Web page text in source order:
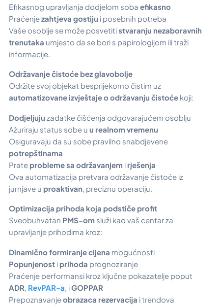
Efikasnog upravljanja dodjelom soba efikasno
Praćenjezahtjeva gostiju i posebnih potreba
Vaše osoblje se može posvetitistvaranju nezaboravnih
trenutaka umjesto da se bori s papirologijom ili traži
informacije.
Održavanje čistoće bez glavobolje
Održite svoj objekat besprijekorno čistim uz
automatizovane izvještaje o održavanju čistoće koji:
Dodjeljuju zadatke čišćenja odgovarajućem osoblju
Ažuriraju status sobe u u realnom vremenu
Osiguravaju da su sobe pravilno snabdjevene
potrepštinama
Prate probleme sa održavanjem i rješenja
Ova automatizacija pretvara održavanje čistoće iz
jurnjave u proaktivan , preciznu operaciju.
Optimizacija prihoda koja podstiče profit
Sveobuhvatan PMS-om služi kao vaš centar za
upravljanje prihodima kroz:
Dinamično formiranje cijena mogućnosti
Popunjenost i prihoda prognoziranje
Praćenje performansi kroz ključne pokazatelje poput
ADR RevPAR-a , iGOPPAR
Prepoznavanjeobrazaca rezervacija i trendova